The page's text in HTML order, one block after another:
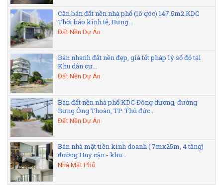
Cần bán đất nền nhà phố (lô góc) 147.5m2 KDC
Thời báo kinh tế, Bưng...
Đất Nền Dự Án
Bán nhanh đất nền đẹp, giá tốt pháp lý sổ đỏ tại
Khu dân cư...
Đất Nền Dự Án
Bán đất nền nhà phố KDC Đông dương, đường
Bưng Ông Thoàn, TP. Thủ đức...
Đất Nền Dự Án
Bán nhà mặt tiền kinh doanh ( 7mx25m, 4 tầng)
đường Huy cận - khu...
Nhà Mặt Phố